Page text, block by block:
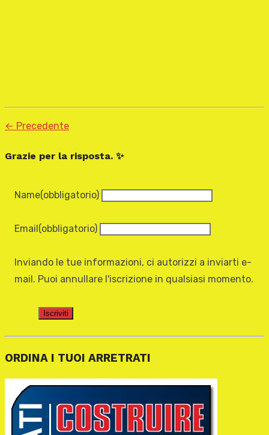
← Precedente
Grazie per la risposta. ✨
Name(obbligatorio)
Email(obbligatorio)
Inviando le tue informazioni, ci autorizzi a inviarti e-
mail. Puoi annullare l'iscrizione in qualsiasi momento.
Iscriviti
ORDINA I TUOI ARRETRATI